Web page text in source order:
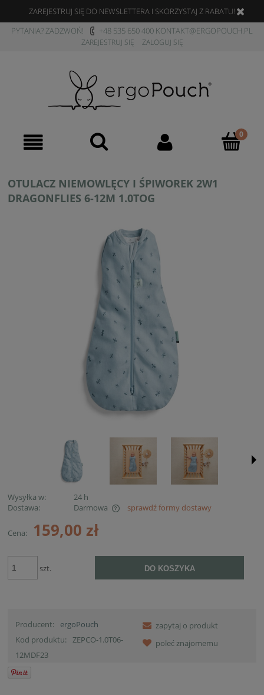
ZAREJESTRUJ SIĘ DO NEWSLETTERA I SKORZYSTAJ Z RABATU!
PYTANIA? ZADZWOŃ!
+48 535 650 400 KONTAKT@ERGOPOUCH.PL
ZAREJESTRUJ SIĘ ZALOGUJ SIĘ
OTULACZ NIEMOWLĘCY I ŚPIWOREK 2W1
DRAGONFLIES 6-12M 1.0TOG
Wysyłka w:
24 h
Dostawa:
Darmowa
sprawdź formy dostawy
Cena: 159,00 zł
szt. DO KOSZYKA
Producent:
ergoPouch
Kod produktu:
ZEPCO-1.0T06-
12MDF23
zapytaj o produkt
poleć znajomemu